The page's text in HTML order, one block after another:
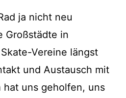
ja nicht neu
Großstädte in
Vereine längst
und Austausch mit
hat uns geholfen, uns